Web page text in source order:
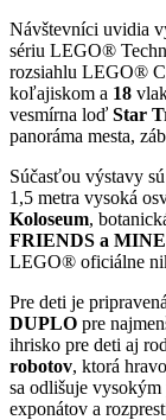
Návštevníci uvidia
sériu LEGO®
rozsiahlu LEGO®
koľajiskom a 18
vesmírna loď Star
panoráma mesta,
Súčasťou výstavy
1,5 metra vysoká
Koloseum,
FRIENDS a
LEGO® oficiálne
Pre deti je
DUPLO pre
ihrisko pre deti aj
robotov, ktorá
sa odlišuje
exponátov a